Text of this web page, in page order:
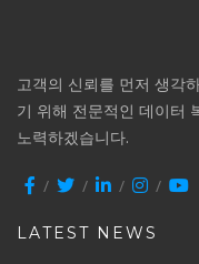
고객의 신뢰를 먼저 생각
기 위해 전문적인 데이터
노력하겠습니다.
LATEST NEWS